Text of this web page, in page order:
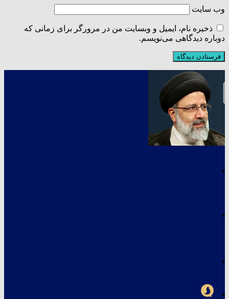
وب‌ سایت
ذخیره نام، ایمیل و وبسایت من در مرورگر برای زمانی که
دوباره دیدگاهی می‌نویسم.